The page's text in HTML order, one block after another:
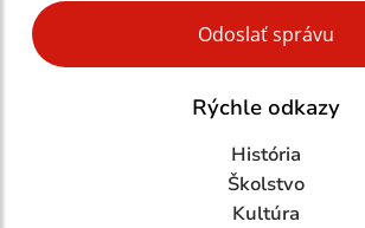
Google reCaptcha Response
Odoslať správu
Rýchle odkazy
História
Školstvo
Kultúra